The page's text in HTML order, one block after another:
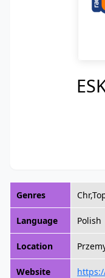
Genres
Language Polish
Location
Website